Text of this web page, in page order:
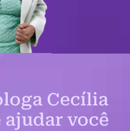
Cecília
você